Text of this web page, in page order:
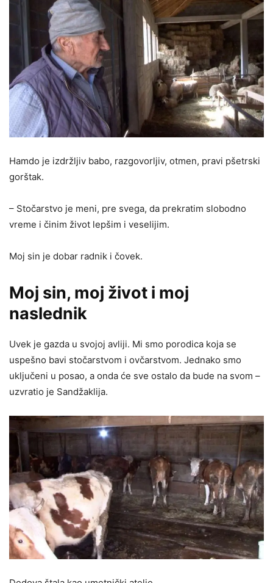
Hamdo je izdržljiv babo, razgovorljiv, otmen, pravi pšetrski
gorštak.
– Stočarstvo je meni, pre svega, da prekratim slobodno
vreme i činim život lepšim i veselijim.
Moj sin je dobar radnik i čovek.
Moj sin, moj život i moj
naslednik
Uvek je gazda u svojoj avliji. Mi smo porodica koja se
uspešno bavi stočarstvom i ovčarstvom. Jednako smo
uključeni u posao, a onda će sve ostalo da bude na svom –
uzvratio je Sandžaklija.